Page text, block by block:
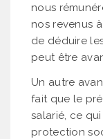
nous
nos revenus
de déduire
peut être
Un autre
fait que le
salarié, ce
protection